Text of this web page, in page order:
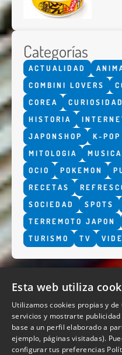
Categorías
ACTUALIDAD
COMBINI LOVERS
COREA
HISTORIA
JAPONSHOP
K-POP
MITOLOGIA
MUSICA
OCIO
POKEMON
RECETAS
SOCIEDAD
SPOTS
TERREMOTO JAPON
TURISMO
TV
Esta web utiliza
Utilizamos cookies propias y
servicios y mostrarte
base a un perfil elaborado a
ejemplo, páginas visitadas).
configurar tus preferencias